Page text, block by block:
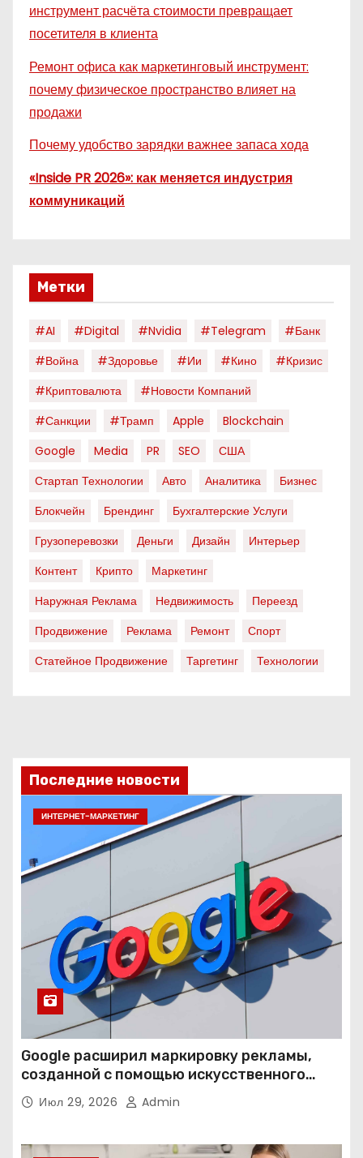
инструмент расчёта стоимости превращает
посетителя в клиента
Ремонт офиса как маркетинговый инструмент:
почему физическое пространство влияет на
продажи
Почему удобство зарядки важнее запаса хода
«Inside PR 2026»: как меняется индустрия
коммуникаций
Метки
#AI #digital #nvidia #telegram
#банк
#война
#здоровье #ии #кино
#кризис
#криптовалюта
#новости Компаний
#санкции
#трамп Apple
Blockchain
Google
Media PR SEO
США
Стартап Технологии
Авто Аналитика
Бизнес
Блокчейн
Брендинг
Бухгалтерские Услуги
Грузоперевозки
Деньги Дизайн
Интерьер
Контент
Крипто
Маркетинг
Наружная Реклама
Недвижимость
Переезд
Продвижение
Реклама Ремонт
Спорт
Статейное Продвижение
Таргетинг Технологии
Последние новости
ИНТЕРНЕТ-МАРКЕТИНГ
Google расширил маркировку рекламы,
созданной с помощью искусственного
интеллекта
Июл 29, 2026 Admin